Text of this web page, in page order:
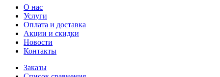
О нас
Услуги
Оплата и доставка
Акции и скидки
Новости
Контакты
Заказы